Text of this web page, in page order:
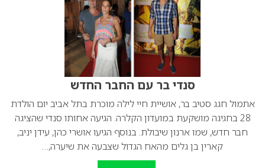
סנדי בר עם החבר החדש
אתמול חגג סטיב בר, אושיית חיי לילה מוכרת בתל אביב יום הולדת
28 בחגיגה מושקעת במועדון הקלרה. הגיעה אחותו סנדי שהציגה
חבר חדש, שמו ארנון שיבולת. בנוסף הגיעו אושרי כהן, עידן יניב,
קארין בן גלים מהאח הגדול שצבעה את שיערה,…